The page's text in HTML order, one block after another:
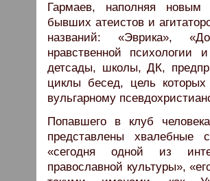
Гармаев, наполняя новым
бывших атеистов и
названий: «Эврика»,
нравственной психологии
детсады, школы, ДК,
циклы бесед, цель
вульгарному
Попавшего в клуб
представлены
«сегодня одной из
православной культуры»,